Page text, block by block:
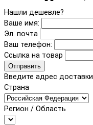
Нашли дешевле?
Ваше имя:
Эл. почта
Ваш телефон:
Ссылка на товар
Отправить
Введите адрес доставки
Страна
Регион / Область